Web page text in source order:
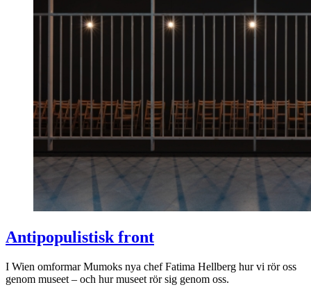
Antipopulistisk front
I Wien omformar Mumoks nya chef Fatima Hellberg hur vi rör oss
genom museet – och hur museet rör sig genom oss.